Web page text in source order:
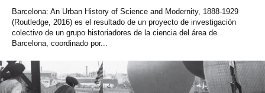
Barcelona: An Urban History of Science and Modernity, 1888-1929
(Routledge, 2016) es el resultado de un proyecto de investigación
colectivo de un grupo historiadores de la ciencia del área de
Barcelona, coordinado por...